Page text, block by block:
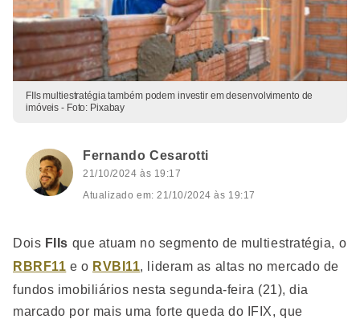
FIIs multiestratégia também podem investir em desenvolvimento de
imóveis - Foto: Pixabay
Fernando Cesarotti
21/10/2024 às 19:17
Atualizado em: 21/10/2024 às 19:17
Dois FIIs que atuam no segmento de multiestratégia, o
RBRF11 e o RVBI11, lideram as altas no mercado de
fundos imobiliários nesta segunda-feira (21), dia
marcado por mais uma forte queda do IFIX, que